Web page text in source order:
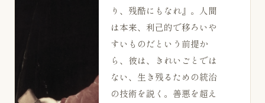
り、残酷にもなれ』。人間
は本来、利己的で移ろいや
すいものだという前提か
ら、彼は、きれいごとでは
ない、生き残るための統治
の技術を説く。善悪を超え